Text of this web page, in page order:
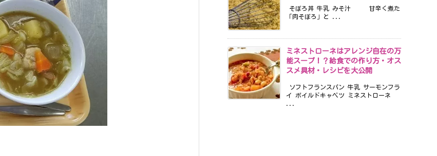
そぼろ丼 牛乳 みそ汁 甘辛く煮た
「肉そぼろ」と ...
ミネストローネはアレンジ自在の万
能スープ！？給食での作り方・オス
スメ具材・レシピを大公開
ソフトフランスパン 牛乳 サーモンフラ
イ ボイルドキャベツ ミネストローネ